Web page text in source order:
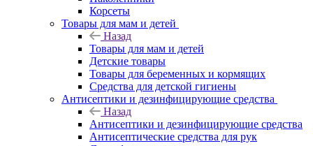
Корсеты
Товары для мам и детей
Назад
Товары для мам и детей
Детские товары
Товары для беременных и кормящих
Средства для детской гигиены
Антисептики и дезинфицирующие средства
Назад
Антисептики и дезинфицирующие средства
Антисептические средства для рук